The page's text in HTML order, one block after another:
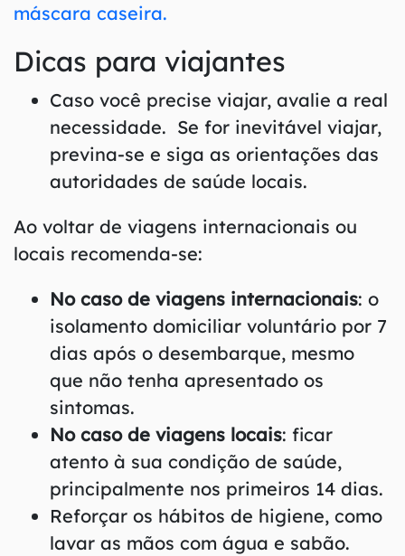
máscara caseira.
Dicas para viajantes
Caso você precise viajar, avalie a real
necessidade. Se for inevitável viajar,
previna-se e siga as orientações das
autoridades de saúde locais.
Ao voltar de viagens internacionais ou
locais recomenda-se:
No caso de viagens internacionais: o
isolamento domiciliar voluntário por 7
dias após o desembarque, mesmo
que não tenha apresentado os
sintomas.
No caso de viagens locais: ficar
atento à sua condição de saúde,
principalmente nos primeiros 14 dias.
Reforçar os hábitos de higiene, como
lavar as mãos com água e sabão.